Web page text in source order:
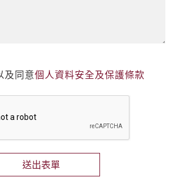
及同意個人資料安全及保護條款